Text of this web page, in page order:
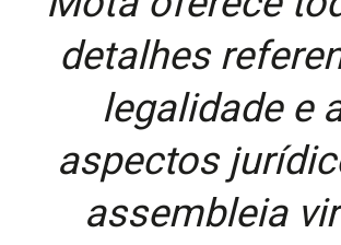
detalhes
legalidade e
aspectos
assembleia